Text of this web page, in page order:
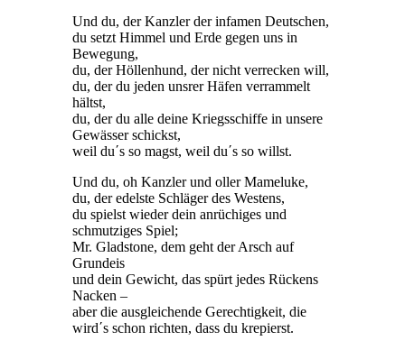
Und du, der Kanzler der infamen Deutschen,
du setzt Himmel und Erde gegen uns in
Bewegung,
du, der Höllenhund, der nicht verrecken will,
du, der du jeden unsrer Häfen verrammelt
hältst,
du, der du alle deine Kriegsschiffe in unsere
Gewässer schickst,
weil du΄s so magst, weil du΄s so willst.
Und du, oh Kanzler und oller Mameluke,
du, der edelste Schläger des Westens,
du spielst wieder dein anrüchiges und
schmutziges Spiel;
Mr. Gladstone, dem geht der Arsch auf
Grundeis
und dein Gewicht, das spürt jedes Rückens
Nacken –
aber die ausgleichende Gerechtigkeit, die
wird΄s schon richten, dass du krepierst.